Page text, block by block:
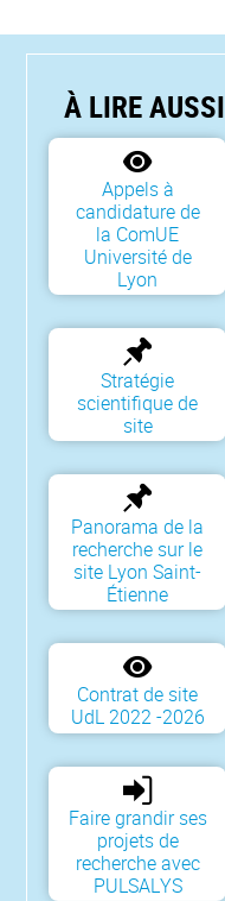
À LIRE AUSSI
Appels à
candidature de
la ComUE
Université de
Lyon
Stratégie
scientifique de
site
Panorama de la
recherche sur le
site Lyon Saint-
Étienne
Contrat de site
UdL 2022 -2026
Faire grandir ses
projets de
recherche avec
PULSALYS